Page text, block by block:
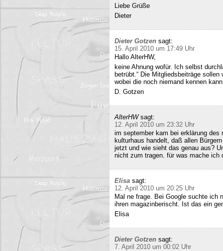
Liebe Grüße
Dieter
Dieter Gotzen sagt:
15. April 2010 um 17:49 Uhr
Hallo AlterHW,
keine Ahnung wofür. Ich selbst
betrübt.“ Die Mitgliedsbeiträge
wobei die noch niemand kennen
D. Gotzen
AlterHW sagt:
12. April 2010 um 23:32 Uhr
im september kam bei erklärung
kulturhaus handelt, daß allen
jetzt und wie sieht das genau aus?
nicht zum tragen. für was mache ich
Elisa sagt:
12. April 2010 um 20:25 Uhr
Mal ne frage. Bei Google suchte ich
ihren magazinberischt. Ist das ein
Elisa
Dieter Gotzen sagt:
7. April 2010 um 00:02 Uhr